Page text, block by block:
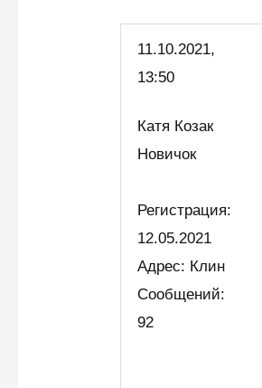
11.10.2021,
13:50
Катя Козак
Новичок
Регистрация:
12.05.2021
Адрес: Клин
Сообщений:
92